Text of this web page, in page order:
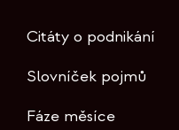
Citáty o podnikání
Slovníček pojmů
Fáze měsíce